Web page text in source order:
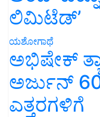
ಲಿಮಿಟೆಡ್’
ಯಶೋಗಾಥೆ
ಅಭಿಷೇಕ್
ಅರ್ಜುನ್
ಎತ್ತರಗಳಿಗೆ